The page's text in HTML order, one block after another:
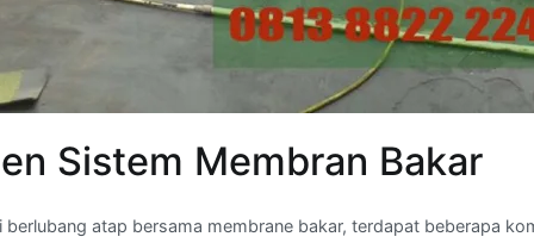
Sistem Membran Bakar
berlubang atap bersama membrane bakar, terdapat beberapa